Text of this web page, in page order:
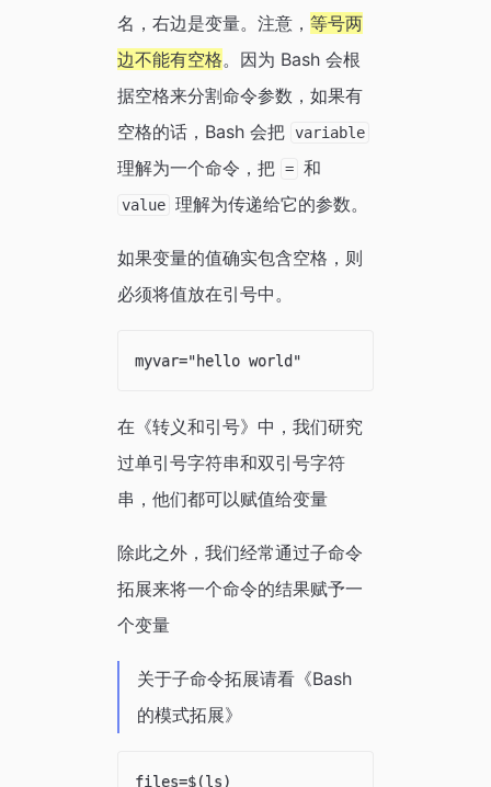
名，右边是变量。注意， 等号两
边不能有空格。因为 Bash 会根
据空格来分割命令参数，如果有
空格的话，Bash 会把 variable
理解为一个命令，把 = 和
value 理解为传递给它的参数。
如果变量的值确实包含空格，则
必须将值放在引号中。
在《转义和引号》中，我们研究
过单引号字符串和双引号字符
串，他们都可以赋值给变量
除此之外，我们经常通过子命令
拓展来将一个命令的结果赋予一
个变量
关于子命令拓展请看《Bash
的模式拓展》